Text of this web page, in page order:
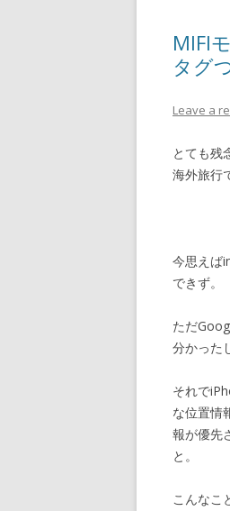
MIFI
タグ
Leave a
とても残
海外旅行
今思えば
できず。
ただ
分かった
それで
な位置情
報が優先
と。
こんなこ